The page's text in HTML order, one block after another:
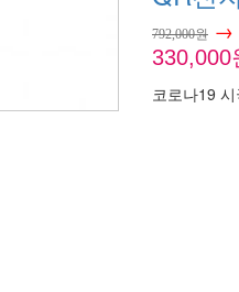
792,000원 →
330,000
코로나19